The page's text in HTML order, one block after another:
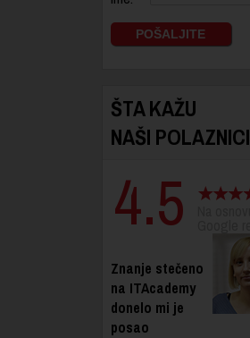
ŠTA KAŽU
NAŠI POLAZNICI
4.5
Znanje stečeno
na ITAcademy
donelo mi je
posao